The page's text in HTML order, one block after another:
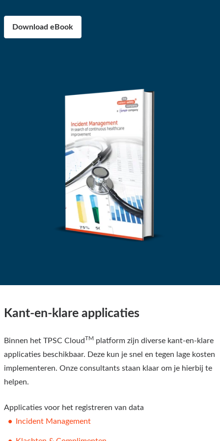
Download eBook
Kant-en-klare applicaties
Binnen het TPSC CloudTM platform zijn diverse kant-en-klare
applicaties beschikbaar. Deze kun je snel en tegen lage kosten
implementeren. Onze consultants staan klaar om je hierbij te
helpen.
Applicaties voor het registreren van data
Incident Management